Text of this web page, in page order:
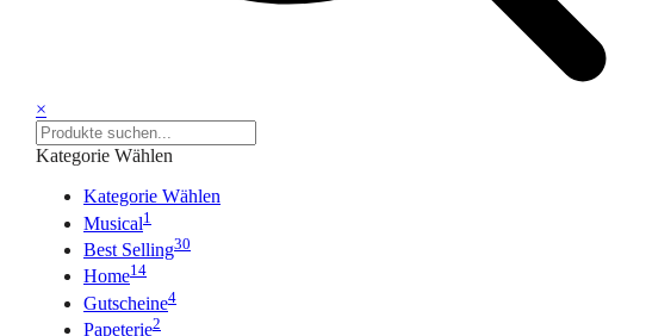
×
Kategorie Wählen
Kategorie Wählen
Musical1
Best Selling30
Home14
Gutscheine4
Papeterie2